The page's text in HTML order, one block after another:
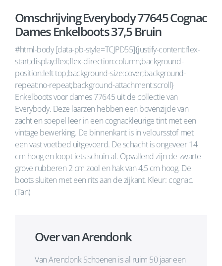
Omschrijving Everybody 77645 Cognac
Dames Enkelboots 37,5 Bruin
#html-body [data-pb-style=TCJPD55]{justify-content:flex-
start;display:flex;flex-direction:column;background-
position:left top;background-size:cover;background-
repeat:no-repeat;background-attachment:scroll}
Enkelboots voor dames 77645 uit de collectie van
Everybody. Deze laarzen hebben een bovenzijde van
zacht en soepel leer in een cognackleurige tint met een
vintage bewerking. De binnenkant is in veloursstof met
een vast voetbed uitgevoerd. De schacht is ongeveer 14
cm hoog en loopt iets schuin af. Opvallend zijn de zwarte
grove rubberen 2 cm zool en hak van 4,5 cm hoog. De
boots sluiten met een rits aan de zijkant. Kleur: cognac.
(Tan)
Over van Arendonk
Van Arendonk Schoenen is al ruim 50 jaar een